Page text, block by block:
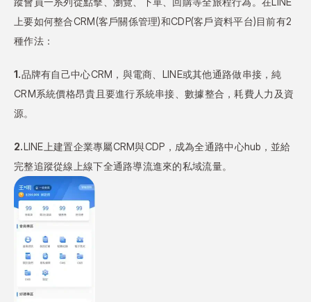
上要如何整合CRM(客戶關係管理)和CDP(客戶資料平台)目前有2
種作法：
1.品牌有自己中心CRM，與電商、LINE或其他通路做串接，純
CRM系統價格昂貴且要進行系統串接、數據整合，耗費人力及資
源。
2.LINE上建置企業專屬CRM與CDP，成為全通路中心hub，並給
完整追蹤從線上線下全通路導流進來的私域流量。